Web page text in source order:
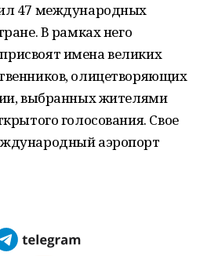
47 международных
В рамках него
имена великих
олицетворяющих
выбранных жителями
голосования. Свое
аэропорт